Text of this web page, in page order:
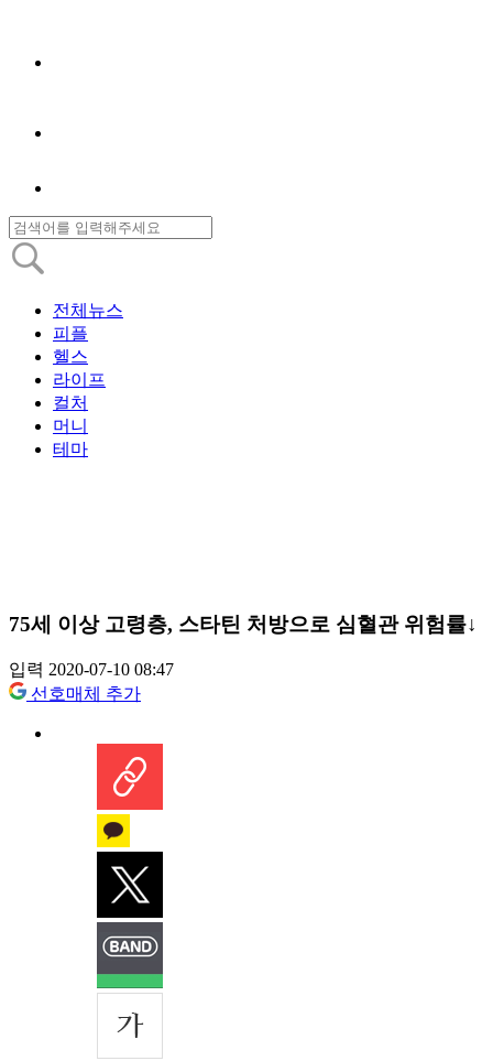
전체뉴스
피플
헬스
라이프
컬처
머니
테마
75세 이상 고령층, 스타틴 처방으로 심혈관 위험률↓
입력 2020-07-10 08:47
선호매체 추가